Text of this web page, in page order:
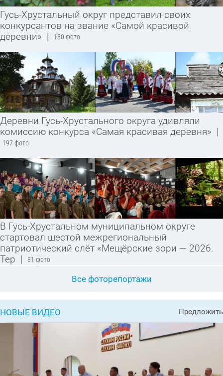
Гусь-Хрустальный округ представил своих
конкурсантов на звание «Самой красивой
деревни» | 130 фото
Деревни Гусь-Хрустального округа удивляли
комиссию конкурса «Самая красивая деревня» |
197 фото
В Гусь-Хрустальном муниципальном округе
стартовал шестой межрегиональный
патриотический слёт «Мещёрские зори — 2026.
Тер | 81 фото
Все фоторепортажи
НОВЫЕ ВИДЕО Предложить